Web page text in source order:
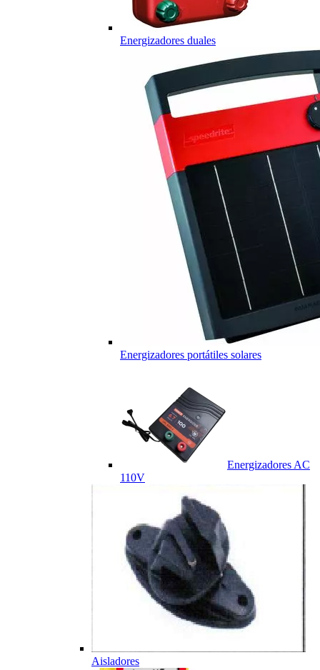
Energizadores duales
Energizadores portátiles solares
Energizadores AC
110V
Aisladores